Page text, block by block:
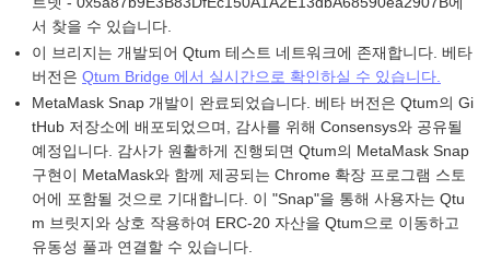
서 찾을 수 있습니다.
이 브리지는 개발되어 Qtum 테스트 네트워크에 존재합니다. 베타
버전은 Qtum Bridge 에서 실시간으로 확인하실 수 있습니다.
MetaMask Snap 개발이 완료되었습니다. 베타 버전은 Qtum의 Gi
tHub 저장소에 배포되었으며, 감사를 위해 Consensys와 공유될
예정입니다. 감사가 원활하게 진행되면 Qtum의 MetaMask Snap
구현이 MetaMask와 함께 제공되는 Chrome 확장 프로그램 스토
어에 포함될 것으로 기대합니다. 이 "Snap"을 통해 사용자는 Qtu
m 브릿지와 상호 작용하여 ERC-20 자산을 Qtum으로 이동하고
유동성 풀과 연결할 수 있습니다.